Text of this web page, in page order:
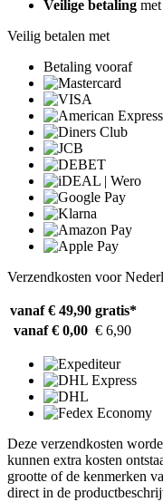
Veilige betaling
Veilig betalen met
Betaling vooraf
Verzendkosten voor
vanaf € 49,90 gratis*
vanaf € 0,00 € 6,90
Deze verzendkosten
kunnen extra kosten
grootte of de kenmerken
direct in de